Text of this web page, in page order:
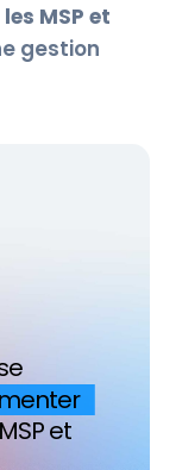
MSP et
gestion
et